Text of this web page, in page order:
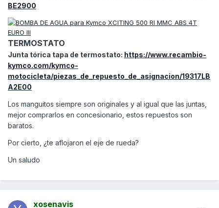
BE2900
TERMOSTATO
Junta tórica tapa de termostato: https://www.recambio-
kymco.com/kymco-
motocicleta/piezas_de_repuesto_de_asignacion/19317LB
A2E00
Los manguitos siempre son originales y al igual que las juntas,
mejor comprarlos en concesionario, estos repuestos son
baratos.
Por cierto, ¿te aflojaron el eje de rueda?
Un saludo
xosenavis